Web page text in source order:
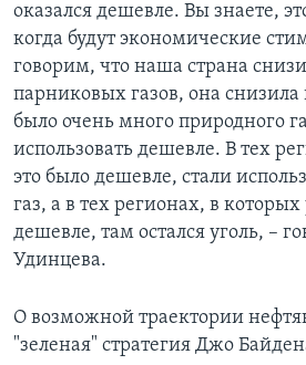
оказался дешевле. Вы знаете,
когда будут экономические
говорим, что наша страна
парниковых газов, она
было очень много природного
использовать дешевле. В тех
это было дешевле, стали
газ, а в тех регионах, в которых
дешевле, там остался уголь, –
Удинцева.
О возможной траектории
"зеленая" стратегия Джо